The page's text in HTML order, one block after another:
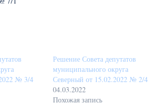
№ 3/4
Решение Совета депутатов
муниципального округа
Северный от 15.02.2022 № 2/4
04.03.2022
Похожая запись